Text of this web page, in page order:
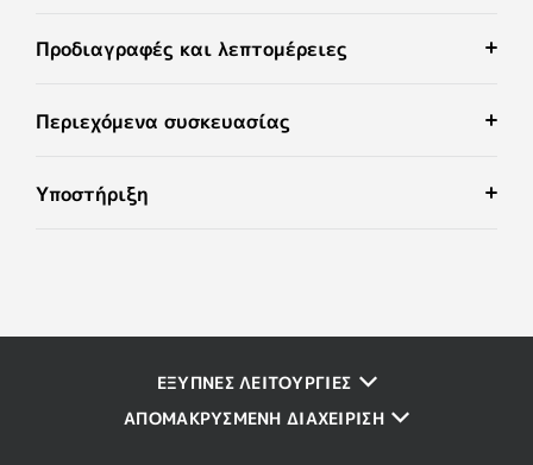
Προδιαγραφές και λεπτομέρειες
Περιεχόμενα συσκευασίας
Υποστήριξη
ΕΞΥΠΝΕΣ ΛΕΙΤΟΥΡΓΙΕΣ
ΑΠΟΜΑΚΡΥΣΜΕΝΗ ΔΙΑΧΕΙΡΙΣΗ